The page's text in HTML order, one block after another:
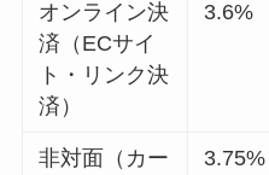
オンライン決
済（ECサイ
ト・リンク決
済）
3.6%
非対面（カー
3.75%